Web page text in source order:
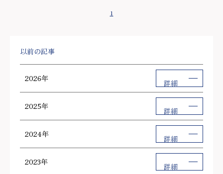
1
以前の記事
2026年 詳細
2025年 詳細
2024年 詳細
2023年 詳細